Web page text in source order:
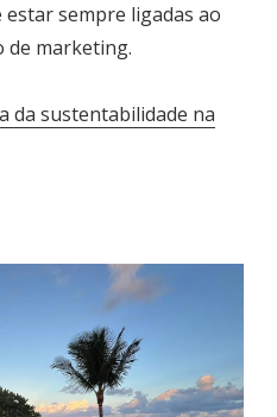
sempre ligadas ao
de marketing.
da sustentabilidade na